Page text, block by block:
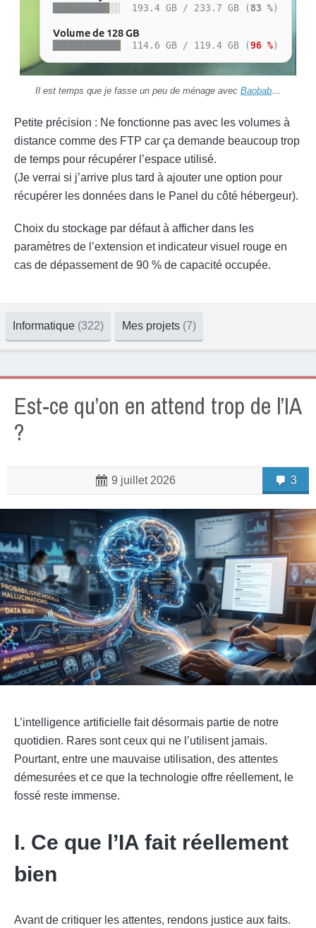
Il est temps que je fasse un peu de ménage avec Baobab…
Petite précision : Ne fonctionne pas avec les volumes à
distance comme des FTP car ça demande beaucoup trop
de temps pour récupérer l’espace utilisé.
(Je verrai si j’arrive plus tard à ajouter une option pour
récupérer les données dans le Panel du côté hébergeur).
Choix du stockage par défaut à afficher dans les
paramètres de l’extension et indicateur visuel rouge en
cas de dépassement de 90 % de capacité occupée.
Informatique (322) Mes projets (7)
Est-ce qu’on en attend trop de l’IA
?
9 juillet 2026 3
L’intelligence artificielle fait désormais partie de notre
quotidien. Rares sont ceux qui ne l’utilisent jamais.
Pourtant, entre une mauvaise utilisation, des attentes
démesurées et ce que la technologie offre réellement, le
fossé reste immense.
I. Ce que l’IA fait réellement
bien
Avant de critiquer les attentes, rendons justice aux faits.